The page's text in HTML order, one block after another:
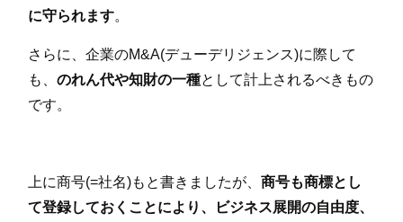
に守られます。
さらに、企業のM&A(デューデリジェンス)に際して
も、のれん代や知財の一種として計上されるべきもの
です。
上に商号(=社名)もと書きましたが、商号も商標とし
て登録しておくことにより、ビジネス展開の自由度、